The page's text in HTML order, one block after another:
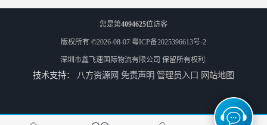
河南鹤壁美森快船美国FBA专线海运国际物流双清包税 河南安阳欧美日加FBA空海运入仓DHL快递代理当日提取
您是第4094625位访客
版权所有 ©2026-08-07 粤ICP备2025396613号-2
深圳市鑫飞速国际物流有限公司 保留所有权利.
技术支持： 八方资源网 免责声明 管理员入口 网站地图